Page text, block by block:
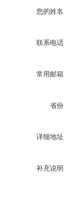
您的姓名
联系电话
常用邮箱
省份
详细地址
补充说明